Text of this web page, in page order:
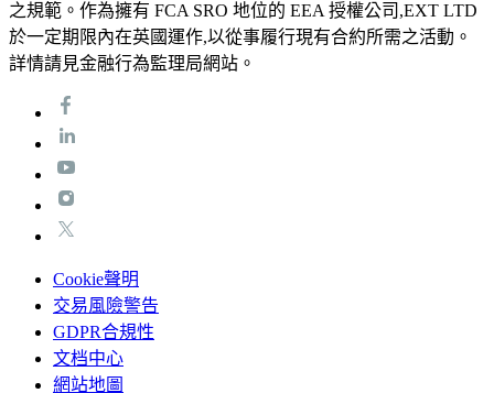
之規範。作為擁有 FCA SRO 地位的 EEA 授權公司,EXT LTD
於一定期限內在英國運作,以從事履行現有合約所需之活動。
詳情請見金融行為監理局網站。
Cookie聲明
交易風險警告
GDPR合規性
文档中心
網站地圖